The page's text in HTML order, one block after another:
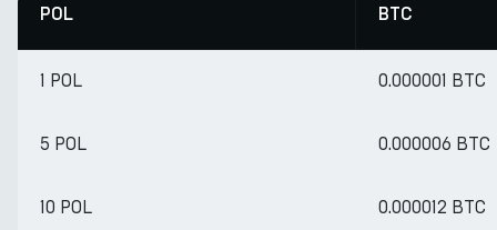
POL BTC
1 POL 0.000001 BTC
5 POL 0.000006 BTC
10 POL 0.000012 BTC